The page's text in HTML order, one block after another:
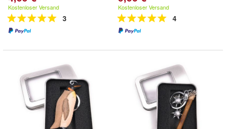
Kostenloser Versand
3
Kostenloser Versand
4